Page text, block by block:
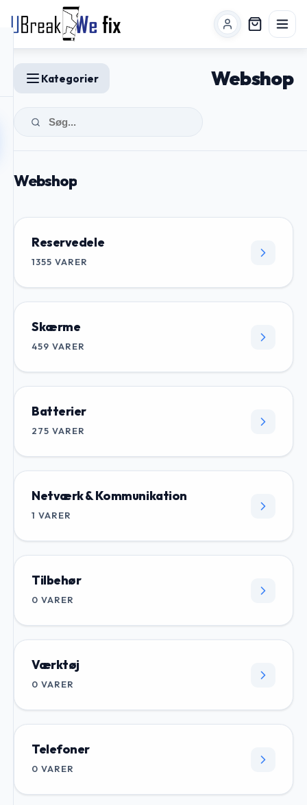
Kategorier Webshop
Webshop
Reservedele
1355 VARER
Skærme
459 VARER
Batterier
275 VARER
Netværk & Kommunikation
1 VARER
Tilbehør
0 VARER
Værktøj
0 VARER
Telefoner
0 VARER